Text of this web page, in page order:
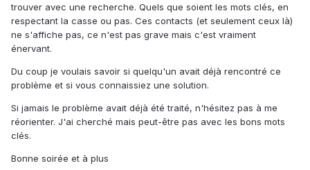
trouver avec une recherche. Quels que soient les mots clés, en
respectant la casse ou pas. Ces contacts (et seulement ceux là)
ne s'affiche pas, ce n'est pas grave mais c'est vraiment
énervant.
Du coup je voulais savoir si quelqu'un avait déjà rencontré ce
problème et si vous connaissiez une solution.
Si jamais le problème avait déjà été traité, n'hésitez pas à me
réorienter. J'ai cherché mais peut-être pas avec les bons mots
clés.
Bonne soirée et à plus